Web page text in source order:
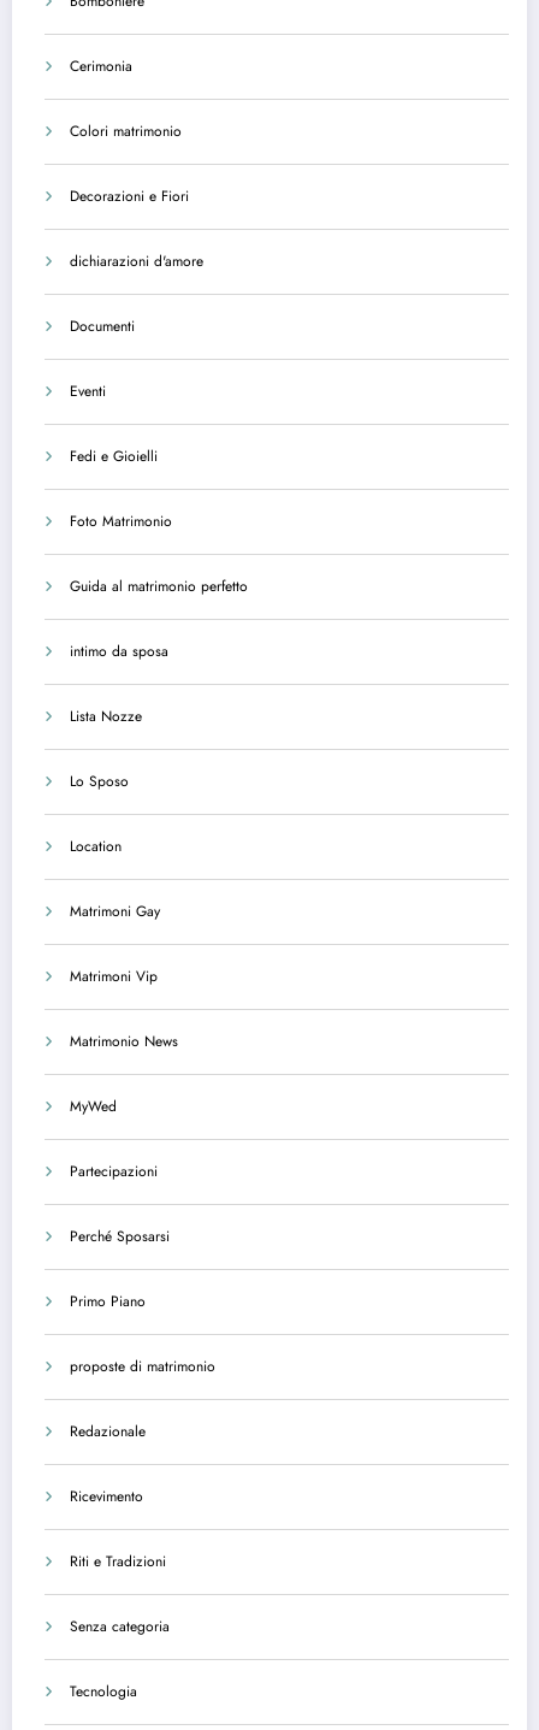
Cerimonia
Colori matrimonio
Decorazioni e Fiori
dichiarazioni d'amore
Documenti
Eventi
Fedi e Gioielli
Foto Matrimonio
Guida al matrimonio perfetto
intimo da sposa
Lista Nozze
Lo Sposo
Location
Matrimoni Gay
Matrimoni Vip
Matrimonio News
MyWed
Partecipazioni
Perché Sposarsi
Primo Piano
proposte di matrimonio
Redazionale
Ricevimento
Riti e Tradizioni
Senza categoria
Tecnologia